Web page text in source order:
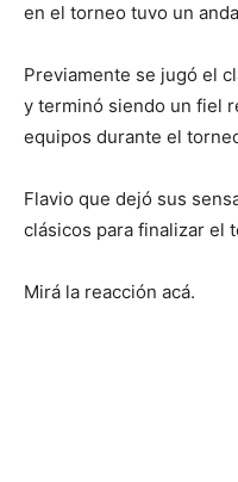
en el torneo tuvo un
Previamente se jugó el
y terminó siendo un fiel
equipos durante el
Flavio que dejó sus
clásicos para finalizar el
Mirá la reacción acá.